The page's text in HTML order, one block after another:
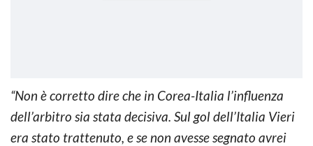
“Non è corretto dire che in Corea-Italia l’influenza
dell’arbitro sia stata decisiva. Sul gol dell’Italia Vieri
era stato trattenuto, e se non avesse segnato avrei